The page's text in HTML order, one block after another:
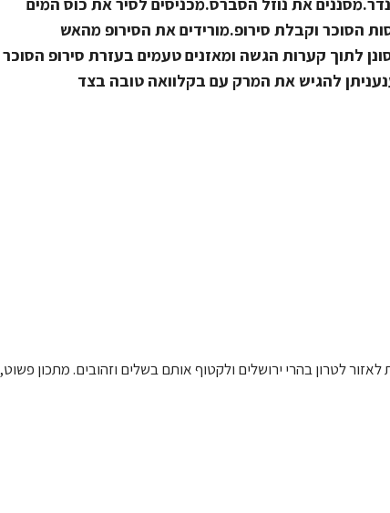
הסוכר וקבלת סירופ.מורידים את הסירופ מהאש
לתוך קערות הגשה ומאזנים טעמים בעזרת סירופ הסוכר
להגיש את המרק עם בקלוואה טובה בצד
לטרון בהרי ירושלים ולקטוף אותם בשלים וזהובים. מתכון פשוט,